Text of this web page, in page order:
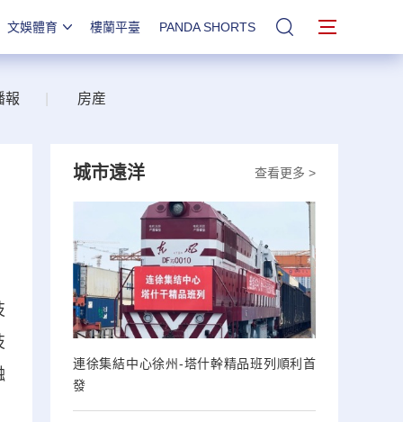
文娛體育 樓蘭平臺 PANDA SHORTS 站內搜索
報 房産
查看更多 >
城市遠洋
連徐集結中心徐州-塔什幹精品班列順利首
發